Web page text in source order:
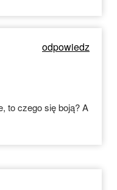
odpowiedz
to czego się boją? A